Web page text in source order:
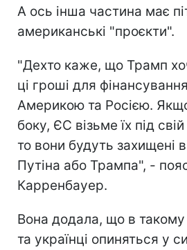
А ось інша частина має
американські "проєкти".
"Дехто каже, що Трамп
ці гроші для
Америкою та Росією.
боку, ЄС візьме їх під
то вони будуть захищені
Путіна або Трампа", -
Карренбауер.
Вона додала, що в такому
та українці опиняться у